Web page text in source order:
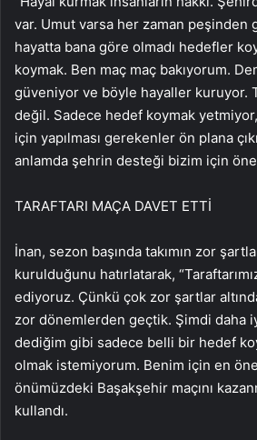
var. Umut varsa her zaman peşinden
hayatta bana göre olmadı hedefler
koymak. Ben maç maç bakıyorum.
güveniyor ve böyle hayaller kuruyor.
değil. Sadece hedef koymak
için yapılması gerekenler ön plana
anlamda şehrin desteği bizim için
TARAFTARI MAÇA DAVET ETTİ
İnan, sezon başında takımın zor
kurulduğunu hatırlatarak,
ediyoruz. Çünkü çok zor şartlar
zor dönemlerden geçtik. Şimdi daha
dediğim gibi sadece belli bir hedef
olmak istemiyorum. Benim için en
önümüzdeki Başakşehir maçını
kullandı.